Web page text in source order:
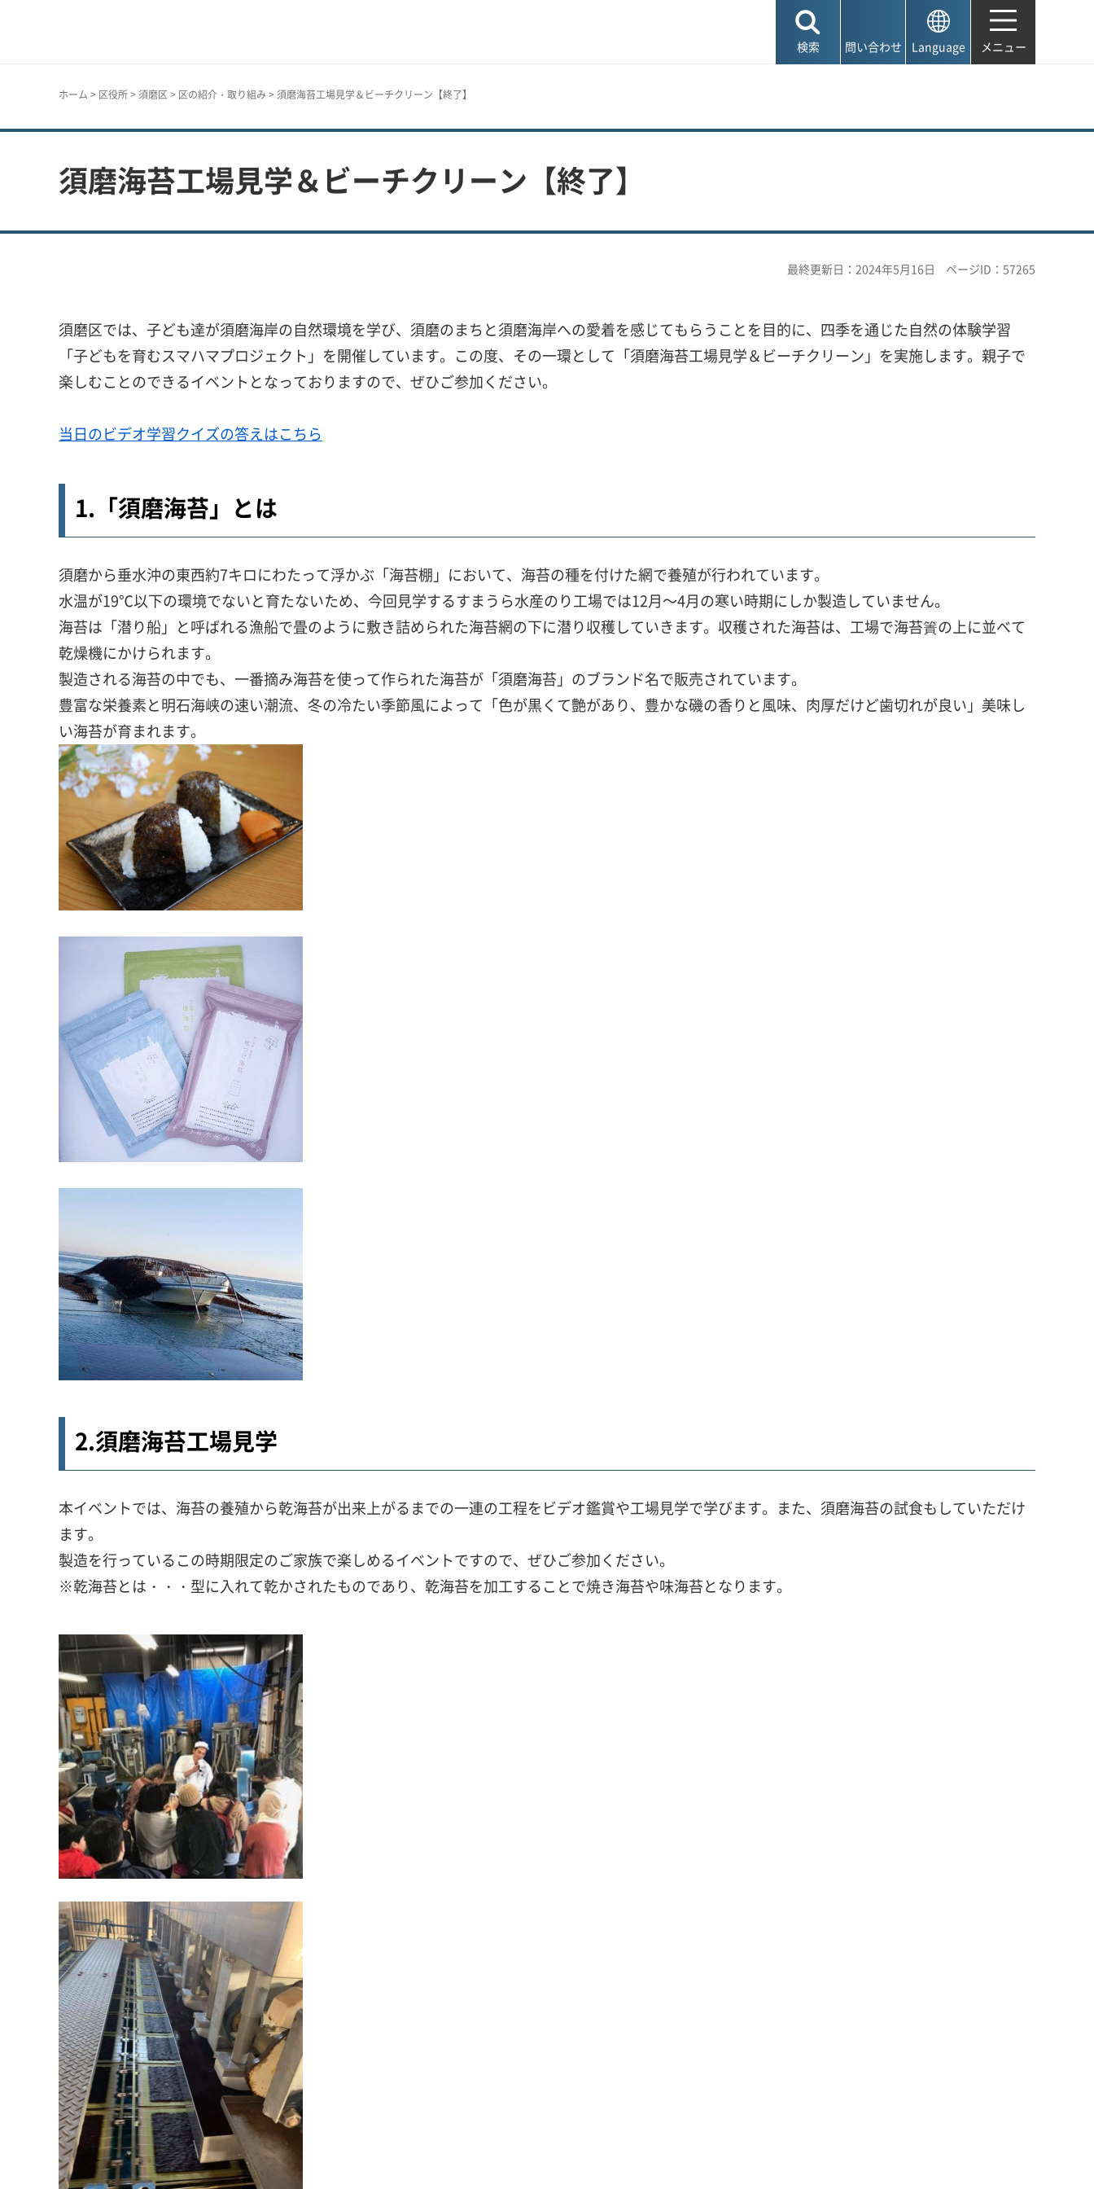
検索 問い合わせ Language メニュー
ホーム > 区役所> 須磨区> 区の紹介・取り組み > 須磨海苔工場見学＆ビーチクリーン【終了】
須磨海苔工場見学＆ビーチクリーン【終了】
最終更新日：2024年5月16日 ページID：57265
須磨区では、子ども達が須磨海岸の自然環境を学び、須磨のまちと須磨海岸への愛着を感じてもらうことを目的に、四季を通じた自然の体験学習
「子どもを育むスマハマプロジェクト」を開催しています。この度、その一環として「須磨海苔工場見学＆ビーチクリーン」を実施します。親子で
楽しむことのできるイベントとなっておりますので、ぜひご参加ください。
当日のビデオ学習クイズの答えはこちら
1.「須磨海苔」とは
須磨から垂水沖の東西約7キロにわたって浮かぶ「海苔棚」において、海苔の種を付けた網で養殖が行われています。
水温が19℃以下の環境でないと育たないため、今回見学するすまうら水産のり工場では12月～4月の寒い時期にしか製造していません。
海苔は「潜り船」と呼ばれる漁船で畳のように敷き詰められた海苔網の下に潜り収穫していきます。収穫された海苔は、工場で海苔簀の上に並べて
乾燥機にかけられます。
製造される海苔の中でも、一番摘み海苔を使って作られた海苔が「須磨海苔」のブランド名で販売されています。
豊富な栄養素と明石海峡の速い潮流、冬の冷たい季節風によって「色が黒くて艶があり、豊かな磯の香りと風味、肉厚だけど歯切れが良い」美味し
い海苔が育まれます。
2.須磨海苔工場見学
本イベントでは、海苔の養殖から乾海苔が出来上がるまでの一連の工程をビデオ鑑賞や工場見学で学びます。また、須磨海苔の試食もしていただけ
ます。
製造を行っているこの時期限定のご家族で楽しめるイベントですので、ぜひご参加ください。
※乾海苔とは・・・型に入れて乾かされたものであり、乾海苔を加工することで焼き海苔や味海苔となります。